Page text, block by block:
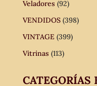
Veladores (92)
VENDIDOS (398)
VINTAGE (399)
Vitrinas (113)
CATEGORÍAS